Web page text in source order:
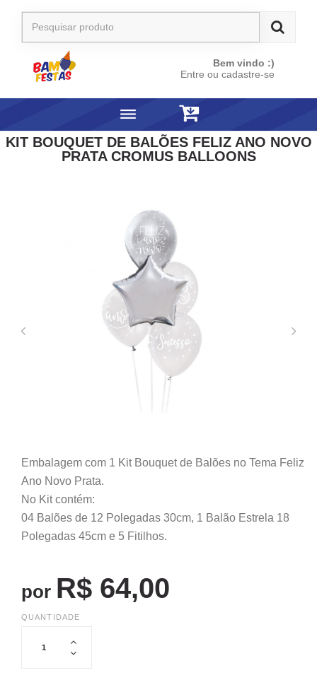
Bem vindo :)
Entre ou cadastre-se
KIT BOUQUET DE BALÕES FELIZ ANO NOVO
PRATA CROMUS BALLOONS
Embalagem com 1 Kit Bouquet de Balões no Tema Feliz
Ano Novo Prata.
No Kit contém:
04 Balões de 12 Polegadas 30cm, 1 Balão Estrela 18
Polegadas 45cm e 5 Fitilhos.
por R$ 64,00
QUANTIDADE